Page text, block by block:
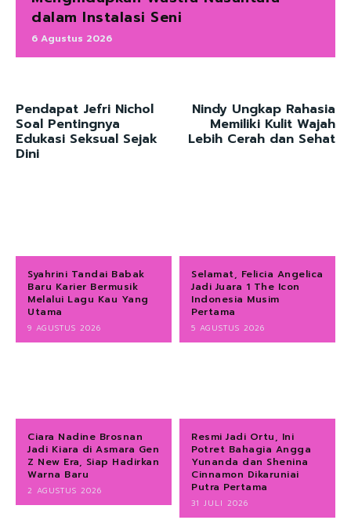
dalam Instalasi Seni
6 Agustus 2026
Pendapat Jefri Nichol
Soal Pentingnya
Edukasi Seksual Sejak
Dini
Nindy Ungkap Rahasia
Memiliki Kulit Wajah
Lebih Cerah dan Sehat
Syahrini Tandai Babak
Baru Karier Bermusik
Melalui Lagu Kau Yang
Utama
9 AGUSTUS 2026
Selamat, Felicia Angelica
Jadi Juara 1 The Icon
Indonesia Musim
Pertama
5 AGUSTUS 2026
Ciara Nadine Brosnan
Jadi Kiara di Asmara Gen
Z New Era, Siap Hadirkan
Warna Baru
2 AGUSTUS 2026
Resmi Jadi Ortu, Ini
Potret Bahagia Angga
Yunanda dan Shenina
Cinnamon Dikaruniai
Putra Pertama
31 JULI 2026